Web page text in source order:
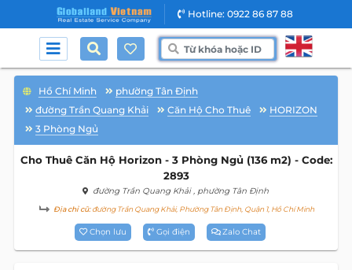
Hotline: 0922 86 87 88
Hồ Chí Minh
phường Tân Định
đường Trần Quang Khải
Căn Hộ Cho Thuê
HORIZON
3 Phòng Ngủ
Cho Thuê Căn Hộ Horizon - 3 Phòng Ngủ (136 m2) - Code:
2893
đường Trần Quang Khải , phường Tân Định
Địa chỉ cũ:đường Trần Quang Khải, Phường Tân Định, Quận 1, Hồ Chí Minh
Chọn lưu Gọi điện Zalo Chat